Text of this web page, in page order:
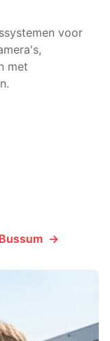
voor
met
Bussum →